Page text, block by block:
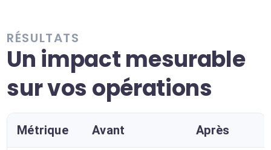
RÉSULTATS
Un impact mesurable
sur vos opérations
Métrique Avant Après